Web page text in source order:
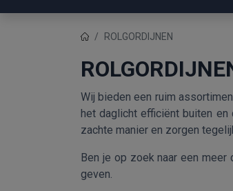
ROLGORDIJNEN
Wij bieden een ruim
het daglicht efficiënt buiten
zachte manier en zorgen
Ben je op zoek naar een
geven.